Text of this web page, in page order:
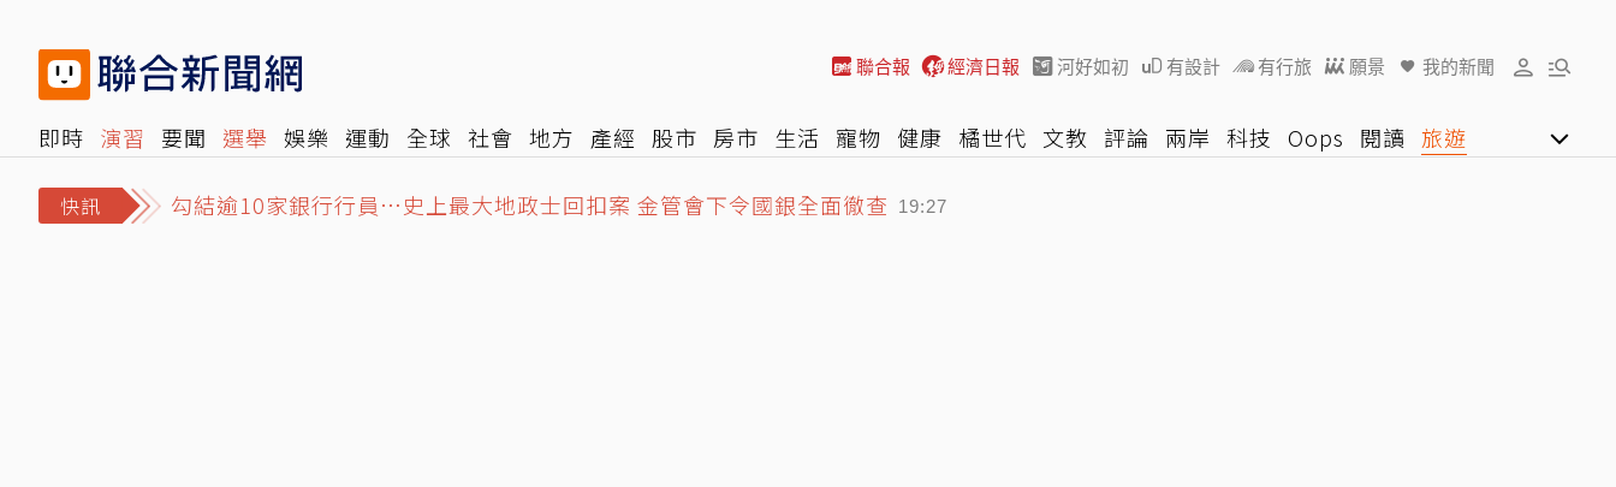
聯合報 經濟日報 河好如初 有設計 有行旅 願景 我的新聞
即時 演習 要聞 選舉 娛樂 運動 全球 社會 地方 產經 股市 房市 生活 寵物 健康 橘世代 文教 評論 兩岸 科技 Oops 閱讀 旅遊
快訊
勾結逾10家銀行行員…史上最大地政士回扣案 金管會下令國銀全面徹查
詐慈濟10億佣金！幕後「宗教大師」李世宗住天空樹豪宅 遭裁定繼續羈押 19:24